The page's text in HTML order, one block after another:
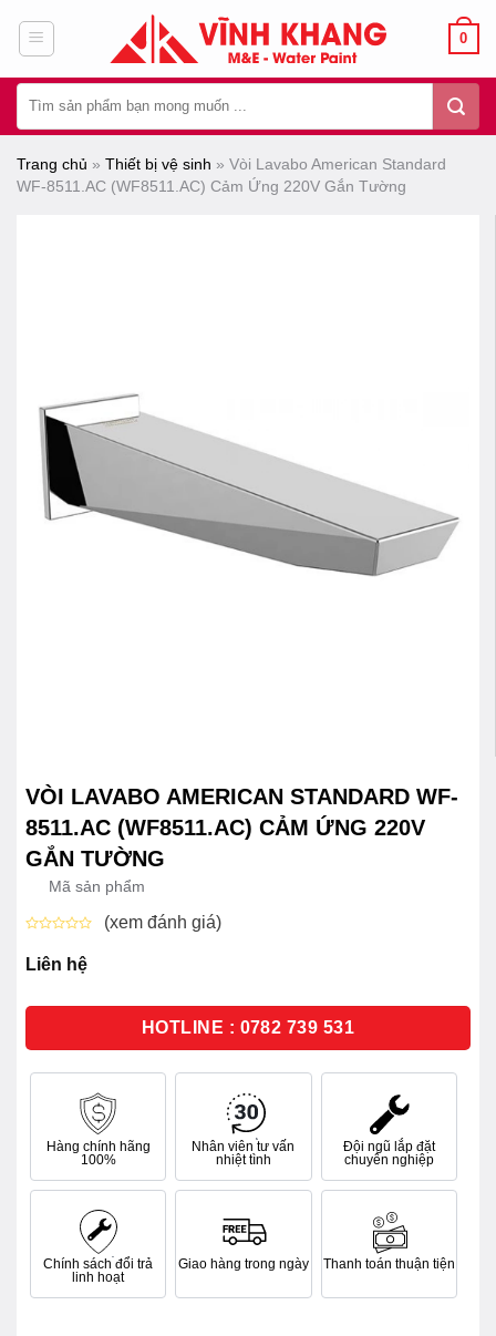
dung
0
kiếm:
Trang chủ » Thiết bị vệ sinh » Vòi Lavabo American Standard
WF-8511.AC (WF8511.AC) Cảm Ứng 220V Gắn Tường
VÒI LAVABO AMERICAN STANDARD WF-
8511.AC (WF8511.AC) CẢM ỨNG 220V
GẮN TƯỜNG
Mã sản phẩm
xếp
hạng
sao
(xem đánh giá)
Liên hệ
HOTLINE : 0782 739 531
Hàng chính hãng
100%
Nhân viên tư vấn
nhiệt tình
Đội ngũ lắp đặt
chuyên nghiệp
Chính sách đổi trả
linh hoạt
Giao hàng trong ngày Thanh toán thuận tiện